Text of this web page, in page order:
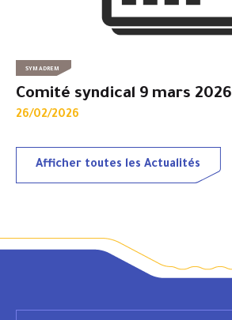
SYMADREM
Comité syndical 9 mars 2026
26/02/2026
Afficher toutes les Actualités